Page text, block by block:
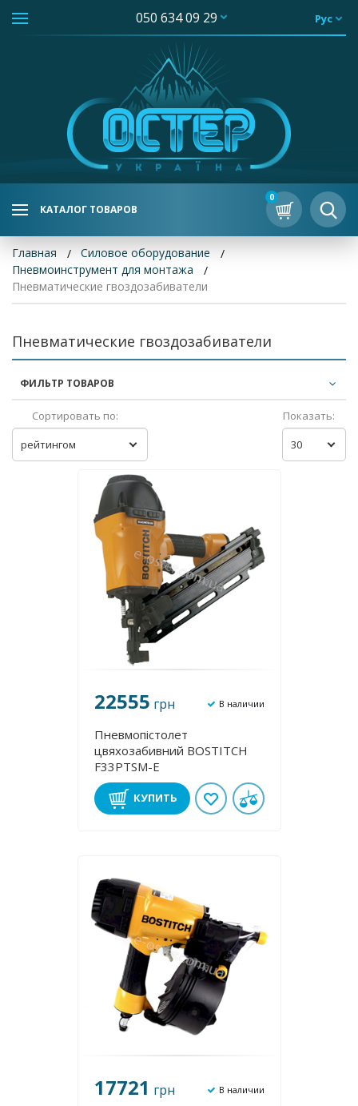
050 634 09 29 Рус
КАТАЛОГ ТОВАРОВ
0
Главная
Силовое оборудование
Пневмоинструмент для монтажа
Пневматические гвоздозабиватели
ФИЛЬТР ТОВАРОВ
Пневматические гвоздозабиватели
Сортировать по:
рейтингом
Показать:
30
22555 грн В наличии
Пневмопістолет
цвяхозабивний BOSTITCH
F33PTSM-E
КУПИТЬ
17721 грн В наличии